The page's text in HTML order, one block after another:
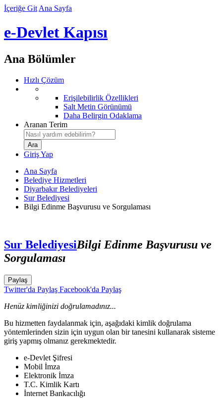
İçeriğe Git Ana Sayfa
e-Devlet Kapısı
Ana Bölümler
Hızlı Çözüm
Erişilebilirlik Özellikleri
Salt Metin Görünümü
Daha Belirgin Odaklama
Aranan Terim
Giriş Yap
Ana Sayfa
Belediye Hizmetleri
Diyarbakır Belediyeleri
Sur Belediyesi
Bilgi Edinme Başvurusu ve Sorgulaması
Sur BelediyesiBilgi Edinme Başvurusu ve
Sorgulaması
Paylaş
Twitter'da Paylaş Facebook'da Paylaş
Henüz kimliğinizi doğrulamadınız...
Bu hizmetten faydalanmak için, aşağıdaki kimlik doğrulama
yöntemlerinden sizin için uygun olan bir tanesini kullanarak sisteme
giriş yapmış olmanız gerekmektedir.
e-Devlet Şifresi
Mobil İmza
Elektronik İmza
T.C. Kimlik Kartı
İnternet Bankacılığı